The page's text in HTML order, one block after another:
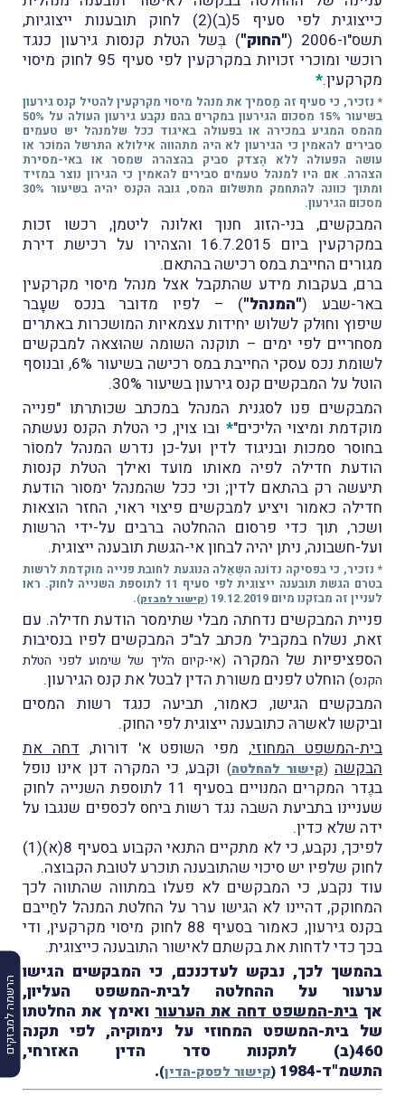
הרשמה למבזקים
כייצוגית לפי סעיף 5(ב)(2) לחוק תובענות ייצוגיות,
תשס"ו-2006 (
"החוק") בְּשל הטלת קנסות גירעון כנגד
רוכשי ומוכרי זכויות במקרקעין לפי סעיף 95 לחוק מיסוי
מקרקעין.*
* נזכיר, כי סעיף זה מַסמיך את מנהל מיסוי מקרקעין להטיל קנס גירעון
בשיעור 15% מסכום הגירעון במקרים בהם נקבע גירעון העולה על 50%
מהמס המגיע במכירה או בפעולה באיגוד ככל שלמנהל יש טעמים
סבירים להאמין כי הגירעון לא היה מתהווה אילולא התרשל המוֹכר או
עושה הפעולה ללא הֶצדק סביק בהצהרה שמסר או באי-מסירת
הצהרה. אם היו למנהל טעמים סבירים להאמין כי הגירון נוצר במזיד
ומתוך כוונה להתחמק מתשלום המס, גובה הקנס יהיה בשיעור 30%
מסכום הגירעון.
המבקשים, בני-הזוג חנוך ואלונה ליטמן, רכשו זכות
במקרקעין ביום 16.7.2015 והצהירו על רכישת דירת
מגורים החייבת במס רכישה בהתאם.
ברם, בעקבות מידע שהתקבל אצל מנהל מיסוי מקרקעין
באר-שבע ("המנהל") – לפיו מדובר בנכס שעָבר
שיפוץ וחוּלק לשלוש יחידות עצמאיות המושכרות באתרים
מסחריים לפי ימים – תוקנה השומה שהוּצאה למבקשים
לשומת נכס עסקי החייבת במס רכישה בשיעור 6%, ובנוסף
הוטל על המבקשים קנס גירעון בשיעור 30%.
המבקשים פנו לסגנית המנהל במכתב שכותרתו "פנייה
מוקדמת ומיצוי הליכים"* ובו צוין, כי הטלת הקנס נעשתה
בחוסר סמכות ובניגוד לדין ועל-כן נדרש המנהל למסוֹר
הודעת חדילה לפיה מאותו מועד ואילך הטלת קנסות
תיעשה רק בהתאם לדין; וכי ככל שהמנהל ימסור הודעת
חדילה כאמור ויציע למבקשים פיצוי ראוי, החזר הוצאות
ושכר, תוך כדי פרסום ההחלטה ברבים על-ידי הרשות
ועל-חשבונה, ניתן יהיה לבחון אי-הגשת תובענה ייצוגית.
* נזכיר, כי בפסיקה נדוֹנה השְאֵלה הנוגעת לחובת פנייה מוקדמת לרשות
בטרם הגשת תובענה ייצוגית לפי סעיף 11 לתוספת השנייה לחוק. ראו
לעניין זה מבזקנו מיום 19.12.2019
(קישור למבזק)
.
פניית המבקשים נדחתה מבלי שתימסר הודעת חדילה. עם
זאת, נשלח במקביל מכתב לב"כ המבקשים לפיו בנסיבות
הספציפיות של המקרה (אי-קיום הליך של שימוע לפני הטלת
הקנס) הוחלט לפנים משורת הדין לבטל את קנס הגירעון.
המבקשים הגישו, כאמור, תביעה כנגד רשות המסים
וביקשו לאשרהּ כתובענה ייצוגית לפי החוק.
בית-המשפט המחוזי, מפי השופט א' דורות, דחה את
הבקשה (קישור להחלטה) וקבע, כי המקרה דנן אינו נופל
בגֶדר המקרים המנויים בסעיף 11 לתוספת השנייה לחוק
שעניינו בתביעת השבה נגד רשות ביחס לכספים שנגבו על
ידה שלא כדין.
לפיכך, נקבע, כי לא מתקיים התנאי הקבוע בסעיף 8(א)(1)
לחוק שלפיו יש סיכוי שהתובענה תוכרע לטובת הקבוצה.
עוד נקבע, כי המבקשים לא פעלו במתווה שהתווה לכך
המחוקק, דהיינו לא הגישו ערר על החלטת המנהל לחַייבם
בקנס גירעון, כאמור בסעיף 88 לחוק מיסוי מקרקעין, ודי
בכך כדי לדחות את בקשתם לאישור התובענה כייצוגית.
בהמשך לכך, נבקש לעדכנכם, כי המבקשים הגישו
ערעור על ההחלטה לבית-המשפט העליון,
אך בית-המשפט דחה את הערעור ואימץ את החלטתו
של בית-המשפט המחוזי על נימוקיה, לפי תקנה
460(ב) לתקנות סדר הדין האזרחי,
התשמ"ד-1984
(קישור לפסק-הדין)
.